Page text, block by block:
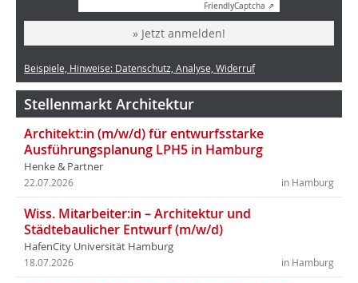
FriendlyCaptcha ⇗
» Jetzt anmelden!
Beispiele, Hinweise: Datenschutz, Analyse, Widerruf
Stellenmarkt Architektur
Architekt:in (m/w/d) für entwurfsstarke
Ausführungsplanung LPH5 in Hamburg
Henke & Partner
in Hamburg
22.07.2026
Wiss. Mitarbeiter:in – Architektur und
Städtebaulicher Entwurf (m/w/d)
HafenCity Universität Hamburg
in Hamburg
18.07.2026